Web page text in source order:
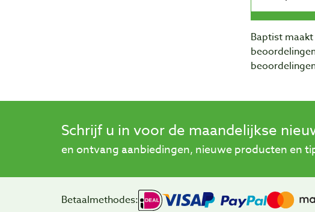
Baptist
Schrijf u in voor de maandelijkse
en ontvang aanbiedingen, nieuwe producten en
Betaalmethodes: